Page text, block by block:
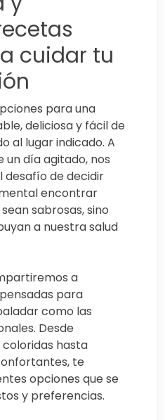
cuidar tu
para una
deliciosa y fácil de
al lugar indicado. A
un día agitado, nos
de decidir
encontrar
sabrosas, sino
a nuestra salud
a
para
como las
Desde
hasta
te
opciones que se
y preferencias.